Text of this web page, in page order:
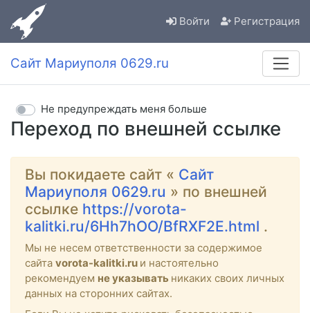
Войти Регистрация
Сайт Мариуполя 0629.ru
Переход по внешней ссылке
Не предупреждать меня больше
Вы покидаете сайт « Сайт
Мариуполя 0629.ru » по внешней
ссылке https://vorota-
kalitki.ru/6Hh7hOO/BfRXF2E.html .
Мы не несем ответственности за содержимое
сайта vorota-kalitki.ru и настоятельно
рекомендуем не указывать никаких своих личных
данных на сторонних сайтах.